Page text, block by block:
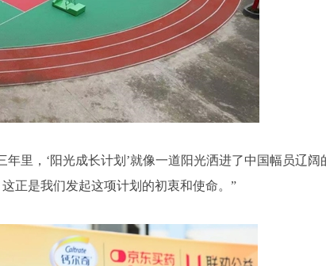
里，‘阳光成长计划’就像一道阳光洒进了中国幅员辽阔
正是我们发起这项计划的初衷和使命。”